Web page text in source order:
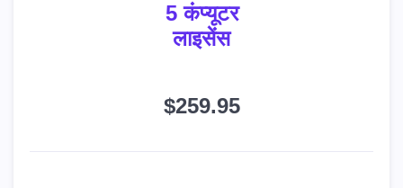
5 कंप्यूटर
लाइसेंस
$259.95